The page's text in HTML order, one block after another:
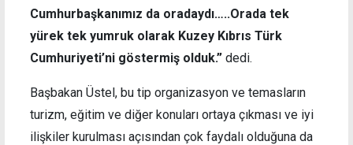
Cumhurbaşkanımız da oradaydı…..Orada tek
yürek tek yumruk olarak Kuzey Kıbrıs Türk
Cumhuriyeti’ni göstermiş olduk.” dedi.
Başbakan Üstel, bu tip organizasyon ve temasların
turizm, eğitim ve diğer konuları ortaya çıkması ve iyi
ilişkiler kurulması açısından çok faydalı olduğuna da